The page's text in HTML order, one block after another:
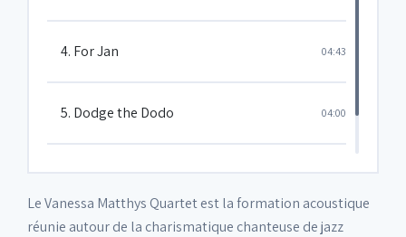
4. For Jan 04:43
5. Dodge the Dodo 04:00
6. Practical Arrangement 05:37
Le Vanessa Matthys Quartet est la formation acoustique
réunie autour de la charismatique chanteuse de jazz